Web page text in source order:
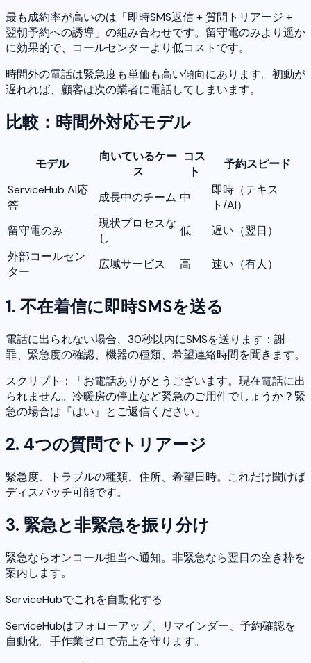
最も成約率が高いのは「即時SMS返信 + 質問トリアージ +
翌朝予約への誘導」の組み合わせです。留守電のみより遥か
に効果的で、コールセンターより低コストです。
時間外の電話は緊急度も単価も高い傾向にあります。初動が
遅れれば、顧客は次の業者に電話してしまいます。
比較：時間外対応モデル
モデル
向いているケー
ス
コス
ト
予約スピード
ServiceHub AI応
答
成長中のチーム 中
即時（テキス
ト/AI）
留守電のみ
現状プロセスな
し
低
遅い（翌日）
外部コールセン
ター
広域サービス 高 速い（有人）
1. 不在着信に即時SMSを送る
電話に出られない場合、30秒以内にSMSを送ります：謝
罪、緊急度の確認、機器の種類、希望連絡時間を聞きます。
スクリプト：「お電話ありがとうございます。現在電話に出
られません。冷暖房の停止など緊急のご用件でしょうか？緊
急の場合は『はい』とご返信ください」
2. 4つの質問でトリアージ
緊急度、トラブルの種類、住所、希望日時。これだけ聞けば
ディスパッチ可能です。
3. 緊急と非緊急を振り分け
緊急ならオンコール担当へ通知。非緊急なら翌日の空き枠を
案内します。
ServiceHubでこれを自動化する
ServiceHubはフォローアップ、リマインダー、予約確認を
自動化。手作業ゼロで売上を守ります。